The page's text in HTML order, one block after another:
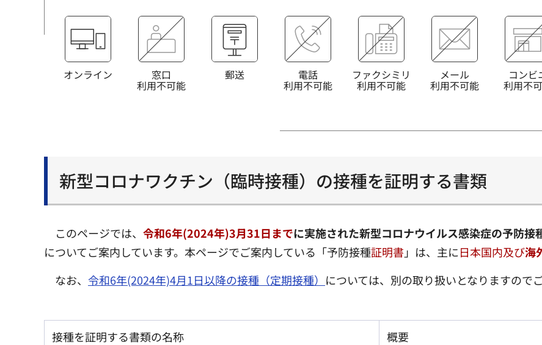
オンライン 窓口
利用不可能
郵送 電話
利用不可能
ファクシミリ
利用不可能
メール
利用不可能
コンビ
利用不
新型コロナワクチン（臨時接種）の接種を証明する書類
このページでは、 令和6年(2024年)3月31日までに実施された新型コロナウイルス感染症の予防接
についてご案内しています。本ページでご案内している「予防接種証明書 」は、主に日本国内及び海
なお、 令和6年(2024年)4月1日以降の接種（定期接種） については、別の取り扱いとなりますので
接種を証明する書類の名称 概要